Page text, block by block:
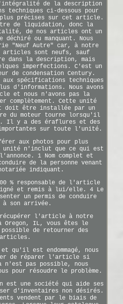
de la description
ci-dessous pour
précises sur cet article.
de liquidation, donc la
de nos articles ont un
déchiré ou manquant. Nous
"Neuf Autre" car, à notre
articles sont neufs, sauf
dans la description, mais
imperfections. C'est un
de condensation Century.
spécifications techniques
d'informations. Nous avons
et nous n'avons pas la
complètement. Cette unité
doit être installée par un
du moteur tourne lorsqu'il
Il y a des éraflures et des
importantes sur toute l'unité.
aux photos pour plus
unité n'inclut que ce qui est
1 Nom complet et
de la personne venant
indiquant.
% responsable de l'article
et remis à lui/elle. 4 Le
un permis de conduire
à son arrivée.
récupérer l'article à notre
Oregon, IL, vous êtes le
de retourner des
articles.
est endommagé, nous
de réparer l'article si
n'est pas possible, nous
pour résoudre le problème.
est une société qui aide ses
d'inventaires non désirés.
vendent par le biais de